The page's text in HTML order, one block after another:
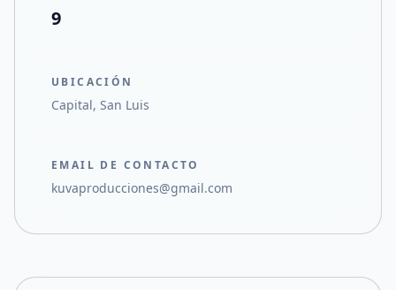
9
UBICACIÓN
Capital, San Luis
EMAIL DE CONTACTO
kuvaproducciones@gmail.com